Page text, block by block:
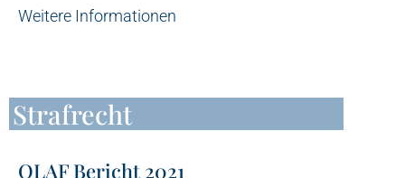
Weitere Informationen
Strafrecht
OLAF Bericht 2021